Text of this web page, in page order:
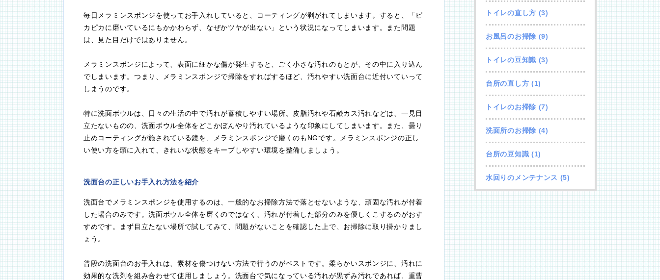
毎日メラミンスポンジを使ってお手入れしていると、コーティングが剥がれてしまいます。すると、「ピ
カピカに磨いているにもかかわらず、なぜかツヤが出ない」という状況になってしまいます。また問題
は、見た目だけではありません。
メラミンスポンジによって、表面に細かな傷が発生すると、ごく小さな汚れのもとが、その中に入り込ん
でしまいます。つまり、メラミンスポンジで掃除をすればするほど、汚れやすい洗面台に近付いていって
しまうのです。
特に洗面ボウルは、日々の生活の中で汚れが蓄積しやすい場所。皮脂汚れや石鹸カス汚れなどは、一見目
立たないものの、洗面ボウル全体をどこかぼんやり汚れているような印象にしてしまいます。また、曇り
止めコーティングが施されている鏡を、メラミンスポンジで磨くのもNGです。メラミンスポンジの正し
い使い方を頭に入れて、きれいな状態をキープしやすい環境を整備しましょう。
洗面台の正しいお手入れ方法を紹介
洗面台でメラミンスポンジを使用するのは、一般的なお掃除方法で落とせないような、頑固な汚れが付着
した場合のみです。洗面ボウル全体を磨くのではなく、汚れが付着した部分のみを優しくこするのがおす
すめです。まず目立たない場所で試してみて、問題がないことを確認した上で、お掃除に取り掛かりまし
ょう。
普段の洗面台のお手入れは、素材を傷つけない方法で行うのがベストです。柔らかいスポンジに、汚れに
効果的な洗剤を組み合わせて使用しましょう。洗面台で気になっている汚れが黒ずみ汚れであれば、重曹
トイレの直し方 (3)
お風呂のお掃除 (9)
トイレの豆知識 (3)
台所の直し方 (1)
トイレのお掃除 (7)
洗面所のお掃除 (4)
台所の豆知識 (1)
水回りのメンテナンス (5)